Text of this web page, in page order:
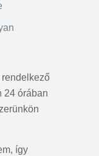
24 órában
így